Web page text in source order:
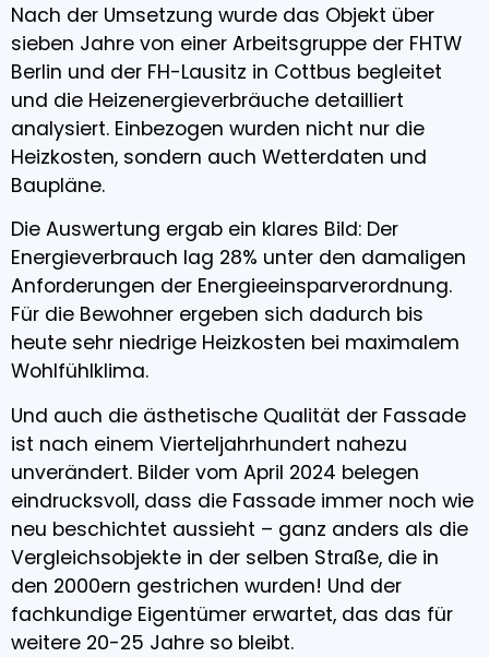
Nach der Umsetzung wurde das Objekt über
sieben Jahre von einer Arbeitsgruppe der FHTW
Berlin und der FH-Lausitz in Cottbus begleitet
und die Heizenergieverbräuche detailliert
analysiert. Einbezogen wurden nicht nur die
Heizkosten, sondern auch Wetterdaten und
Baupläne.
Die Auswertung ergab ein klares Bild: Der
Energieverbrauch lag 28% unter den damaligen
Anforderungen der Energieeinsparverordnung.
Für die Bewohner ergeben sich dadurch bis
heute sehr niedrige Heizkosten bei maximalem
Wohlfühlklima.
Und auch die ästhetische Qualität der Fassade
ist nach einem Vierteljahrhundert nahezu
unverändert. Bilder vom April 2024 belegen
eindrucksvoll, dass die Fassade immer noch wie
neu beschichtet aussieht – ganz anders als die
Vergleichsobjekte in der selben Straße, die in
den 2000ern gestrichen wurden! Und der
fachkundige Eigentümer erwartet, das das für
weitere 20-25 Jahre so bleibt.